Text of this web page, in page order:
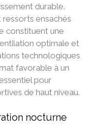
durable.
ensachés
constituent une
optimale et
technologiques
favorable à un
pour
de haut niveau.
nocturne